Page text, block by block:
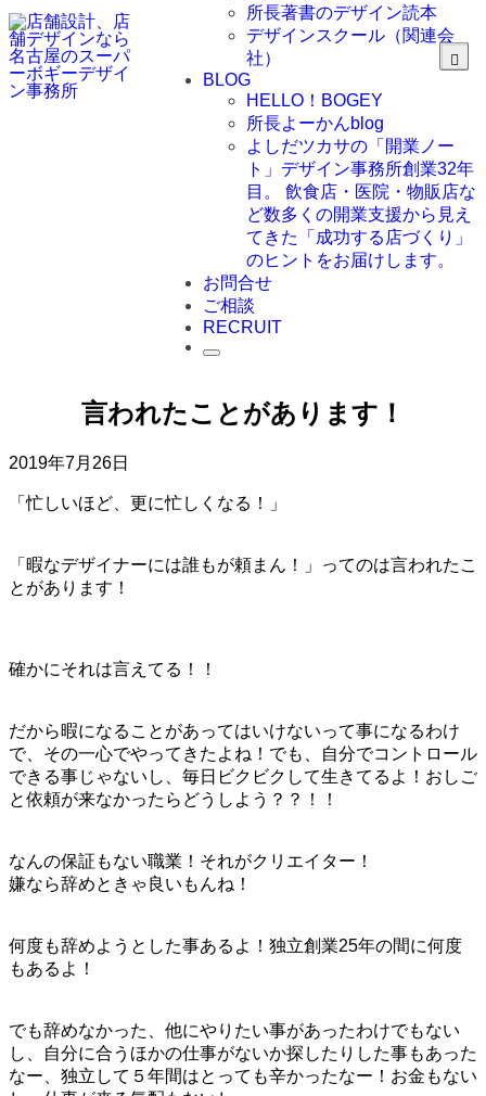
所長著書のデザイン読本
デザインスクール（関連会
社）
BLOG
HELLO！BOGEY
所長よーかんblog
よしだツカサの「開業ノー
ト」 デザイン事務所創業32年
目。 飲食店・医院・物販店な
ど数多くの開業支援から見え
てきた「成功する店づくり」
のヒントをお届けします。
お問合せ
ご相談
RECRUIT
言われたことがあります！
2019年7月26日
「忙しいほど、更に忙しくなる！」
「暇なデザイナーには誰もが頼まん！」ってのは言われたこ
とがあります！
確かにそれは言えてる！！
だから暇になることがあってはいけないって事になるわけ
で、その一心でやってきたよね！でも、自分でコントロール
できる事じゃないし、毎日ビクビクして生きてるよ！おしご
と依頼が来なかったらどうしよう？？！！
なんの保証もない職業！それがクリエイター！
嫌なら辞めときゃ良いもんね！
何度も辞めようとした事あるよ！独立創業25年の間に何度
もあるよ！
でも辞めなかった、他にやりたい事があったわけでもない
し、自分に合うほかの仕事がないか探したりした事もあった
なー、独立して５年間はとっても辛かったなー！お金もない